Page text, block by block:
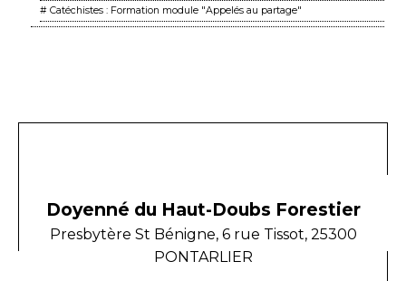
# Catéchistes : Formation module "Appelés au partage"
Doyenné du Haut-Doubs Forestier
Presbytère St Bénigne, 6 rue Tissot, 25300
PONTARLIER